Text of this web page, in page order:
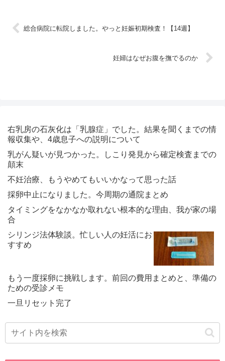
総合病院に転院しました。やっと妊娠初期検査！【14週】
妊婦はなぜお腹を撫でるのか
右乳房の石灰化は「乳腺症」でした。結果を聞くまでの情
報収集や、4歳息子への説明について
乳がん疑いが見つかった。しこり発見から確定検査までの
顛末
不妊治療、もうやめてもいいかなって思った話
採卵中止になりました。今周期の通院まとめ
タイミングをなかなか取れない根本的な理由、我が家の場
合
シリンジ法体験談。忙しい人の妊活にお
すすめ
もう一度採卵に挑戦します。前回の費用まとめと、準備の
ための受診メモ
一旦リセット完了